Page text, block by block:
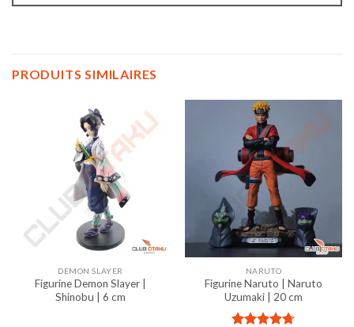
PRODUITS SIMILAIRES
DEMON SLAYER
Figurine Demon Slayer |
Shinobu | 6 cm
NARUTO
Figurine Naruto | Naruto
Uzumaki | 20 cm